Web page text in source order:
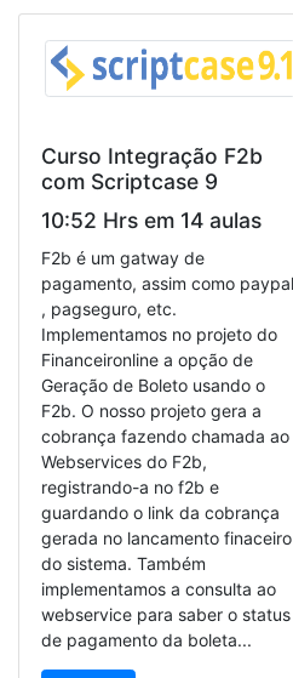
Curso Integração F2b
com Scriptcase 9
10:52 Hrs em 14 aulas
F2b é um gatway de
pagamento, assim como paypal
, pagseguro, etc.
Implementamos no projeto do
Financeironline a opção de
Geração de Boleto usando o
F2b. O nosso projeto gera a
cobrança fazendo chamada ao
Webservices do F2b,
registrando-a no f2b e
guardando o link da cobrança
gerada no lancamento finaceiro
do sistema. Também
implementamos a consulta ao
webservice para saber o status
de pagamento da boleta...